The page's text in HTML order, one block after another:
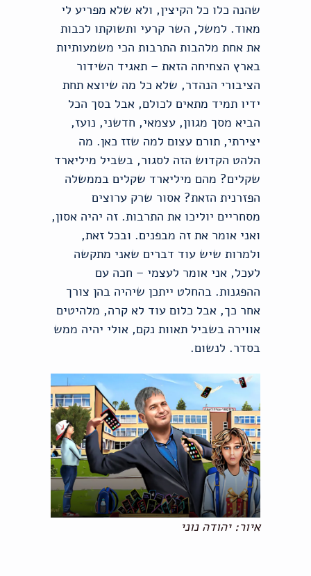
שהנה כלו כל הקיצין, ולא שלא מפריע לי
מאוד. למשל, השר קרעי ותשוקתו לכבות
את אחת מלהבות התרבות הכי משמעותיות
בארץ הצחיחה הזאת – תאגיד השידור
הציבורי הנהדר, שלא כל מה שיוצא תחת
ידיו תמיד מתאים לכולם, אבל בסך הכל
הביא מסך מגוון, עצמאי, חדשני, נועז,
יצירתי, תורם עצום למה שזז כאן. מה
הלהט הקדוש הזה לסגור, בשביל מיליארד
שקלים? מהם מיליארד שקלים בממשלה
הפזרנית הזאת? אסור שרק ערוצים
מסחריים יוליכו את התרבות. זה יהיה אסון,
ואני אומר את זה מבפנים. ובכל זאת,
ולמרות שיש עוד דברים שאני מתקשה
לעכל, אני אומר לעצמי – חכה עם
ההפגנות. בהחלט ייתכן שיהיה בהן צורך
אחר כך, אבל כלום עוד לא קרה, מלהיטים
אווירה בשביל תאוות נקם, אולי יהיה ממש
בסדר. לנשום.
איור: יהודה נוני